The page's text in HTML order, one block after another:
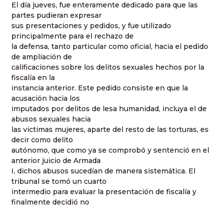
El día jueves, fue enteramente dedicado para que las
partes pudieran expresar
sus presentaciones y pedidos, y fue utilizado
principalmente para el rechazo de
la defensa, tanto particular como oficial, hacia el pedido
de ampliación de
calificaciones sobre los delitos sexuales hechos por la
fiscalía en la
instancia anterior. Este pedido consiste en que la
acusación hacia los
imputados por delitos de lesa humanidad, incluya el de
abusos sexuales hacia
las victimas mujeres, aparte del resto de las torturas, es
decir como delito
autónomo, que como ya se comprobó y sentenció en el
anterior juicio de Armada
I, dichos abusos sucedían de manera sistemática. El
tribunal se tomó un cuarto
intermedio para evaluar la presentación de fiscalía y
finalmente decidió no